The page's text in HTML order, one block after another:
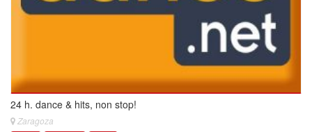
24 h. dance & hits, non stop!
Zaragoza